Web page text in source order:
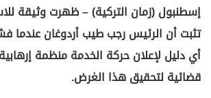
إسطنبول (زمان التركية) – ظهرت وثيقة
تثبت أن الرئيس رجب طيب أردوغان عندما
أي دليل لإعلان حركة الخدمة منظمة
قضائية لتحقيق هذا الغرض.